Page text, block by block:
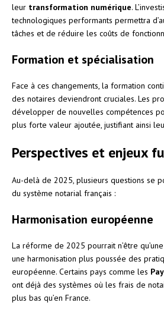
leur transformation numérique.
technologiques performants permettra
tâches et de réduire les coûts de
Formation et spécialisation
Face à ces changements, la formation
des notaires deviendront cruciales. Les
développer de nouvelles compétences
plus forte valeur ajoutée, justifiant ainsi
Perspectives et enjeux
Au-delà de 2025, plusieurs questions se
du système notarial français :
Harmonisation européenne
La réforme de 2025 pourrait n’être
une harmonisation plus poussée des
européenne. Certains pays comme les
ont déjà des systèmes où les frais de
plus bas qu’en France.